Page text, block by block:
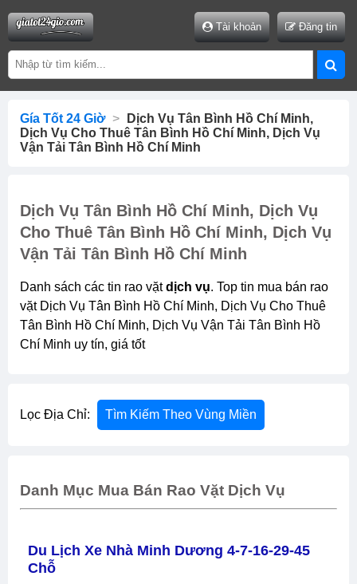
Tài khoản Đăng tin
Gía Tốt 24 Giờ >
Dịch Vụ Tân Bình Hồ Chí Minh,
Dịch Vụ Cho Thuê Tân Bình Hồ Chí Minh, Dịch Vụ
Vận Tải Tân Bình Hồ Chí Minh
Dịch Vụ Tân Bình Hồ Chí Minh, Dịch Vụ
Cho Thuê Tân Bình Hồ Chí Minh, Dịch Vụ
Vận Tải Tân Bình Hồ Chí Minh
Danh sách các tin rao vặtdịch vụ. Top tin mua bán rao
vặt Dịch Vụ Tân Bình Hồ Chí Minh, Dịch Vụ Cho Thuê
Tân Bình Hồ Chí Minh, Dịch Vụ Vận Tải Tân Bình Hồ
Chí Minh uy tín, giá tốt
Lọc Địa Chỉ: Tìm Kiếm Theo Vùng Miền
Danh Mục Mua Bán Rao Vặt Dịch Vụ
Du Lịch Xe Nhà Minh Dương 4-7-16-29-45
Chỗ